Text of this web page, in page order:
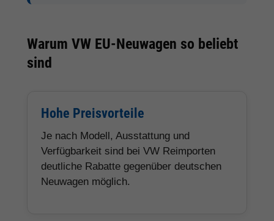
Warum VW EU-Neuwagen so beliebt
sind
Hohe Preisvorteile
Je nach Modell, Ausstattung und
Verfügbarkeit sind bei VW Reimporten
deutliche Rabatte gegenüber deutschen
Neuwagen möglich.